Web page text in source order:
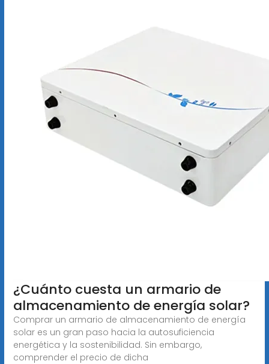
¿Cuánto cuesta un armario de
almacenamiento de energía solar?
Comprar un armario de almacenamiento de energía
solar es un gran paso hacia la autosuficiencia
energética y la sostenibilidad. Sin embargo,
comprender el precio de dicha